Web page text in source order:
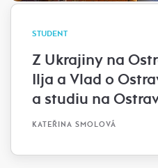
STUDENT
Z Ukrajiny na
Ilja a Vlad o
a studiu na
KATEŘINA SMOLOVÁ